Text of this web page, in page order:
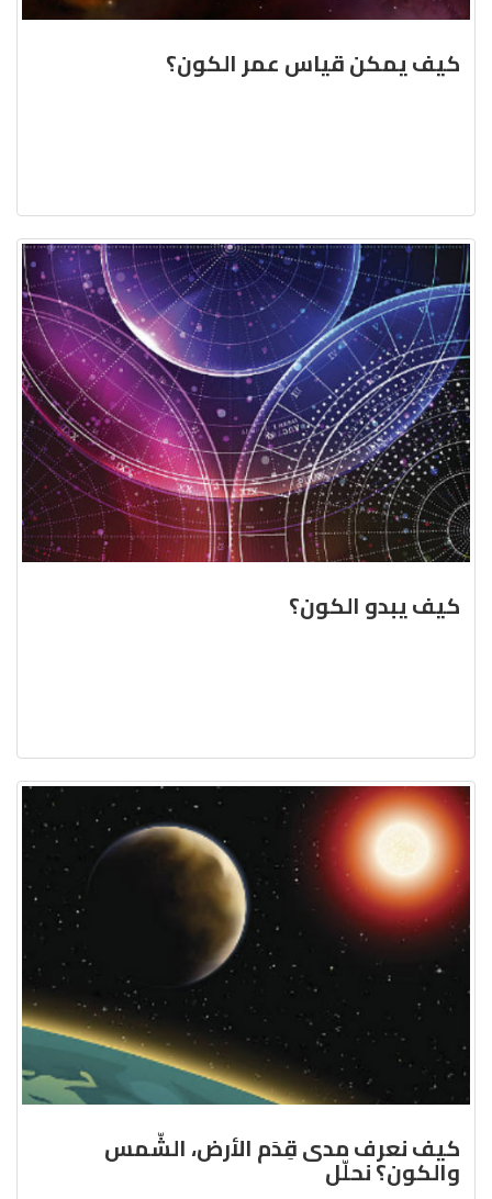
كيف يمكن قياس عمر الكون؟
كيف يبدو الكون؟
كيف نعرف مدى قِدَم الأرض، الشّمس
والكون؟ نحلّل